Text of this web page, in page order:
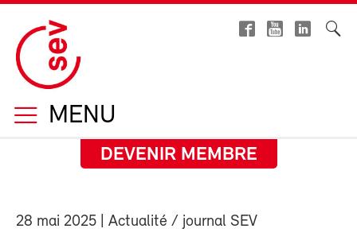
MENU
DEVENIR MEMBRE
28 mai 2025 | Actualité / journal SEV